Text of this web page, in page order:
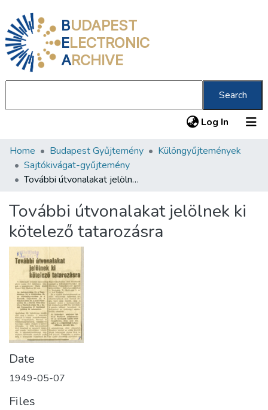
BUDAPEST
ELECTRONIC
ARCHIVE
Search
Log In (current)
Communities & Collections
All of DSpace
About us
Home Budapest Gyűjtemény
Különgyűjtemények
Sajtókivágat-gyűjtemény
További útvonalakat jelölnek ki kötelező tatarozásra
További útvonalakat jelölnek ki
kötelező tatarozásra
Date
1949-05-07
Files